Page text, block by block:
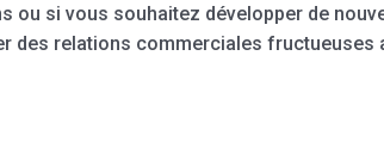
ou si vous souhaitez développer de
des relations commerciales fructueuses